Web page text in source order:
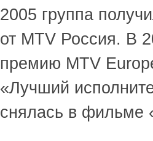
2005 группа
от MTV Россия. В
премию MTV
«Лучший
снялась в фильме